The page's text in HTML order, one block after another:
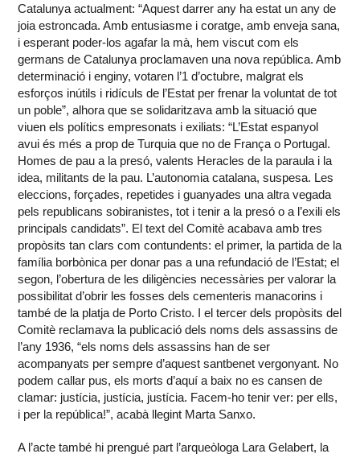
Catalunya actualment: “Aquest darrer any ha estat un any de
joia estroncada. Amb entusiasme i coratge, amb enveja sana,
i esperant poder-los agafar la mà, hem viscut com els
germans de Catalunya proclamaven una nova república. Amb
determinació i enginy, votaren l’1 d’octubre, malgrat els
esforços inútils i ridículs de l’Estat per frenar la voluntat de tot
un poble”, alhora que se solidaritzava amb la situació que
viuen els polítics empresonats i exiliats: “L’Estat espanyol
avui és més a prop de Turquia que no de França o Portugal.
Homes de pau a la presó, valents Heracles de la paraula i la
idea, militants de la pau. L’autonomia catalana, suspesa. Les
eleccions, forçades, repetides i guanyades una altra vegada
pels republicans sobiranistes, tot i tenir a la presó o a l’exili els
principals candidats”. El text del Comitè acabava amb tres
propòsits tan clars com contundents: el primer, la partida de la
família borbònica per donar pas a una refundació de l’Estat; el
segon, l’obertura de les diligències necessàries per valorar la
possibilitat d’obrir les fosses dels cementeris manacorins i
també de la platja de Porto Cristo. I el tercer dels propòsits del
Comitè reclamava la publicació dels noms dels assassins de
l’any 1936, “els noms dels assassins han de ser
acompanyats per sempre d’aquest santbenet vergonyant. No
podem callar pus, els morts d’aquí a baix no es cansen de
clamar: justícia, justícia, justícia. Facem-ho tenir ver: per ells,
i per la república!”, acabà llegint Marta Sanxo.
A l’acte també hi prengué part l’arqueòloga Lara Gelabert, la